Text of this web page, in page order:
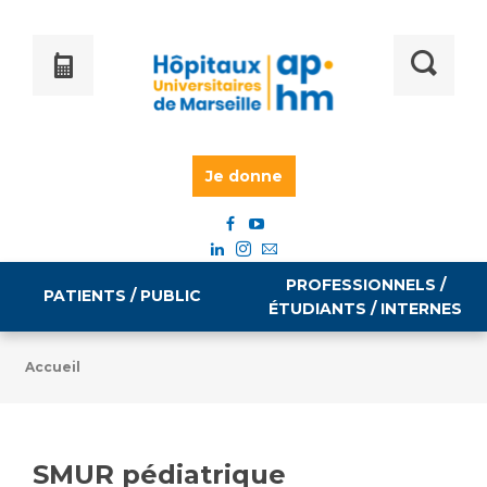
Je donne
PATIENTS / PUBLIC
PROFESSIONNELS /
ÉTUDIANTS / INTERNES
Emploi / formation
Accueil
SMUR pédiatrique